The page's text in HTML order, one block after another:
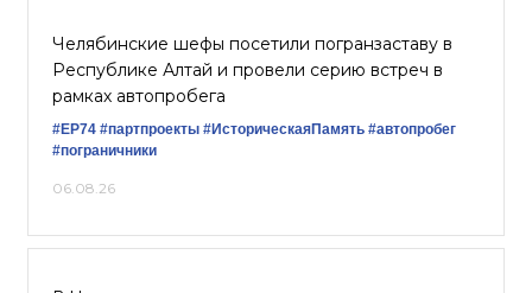
Челябинские шефы посетили погранзаставу в
Республике Алтай и провели серию встреч в
рамках автопробега
#ЕР74 #партпроекты #ИсторическаяПамять #автопробег
#пограничники
06.08.26